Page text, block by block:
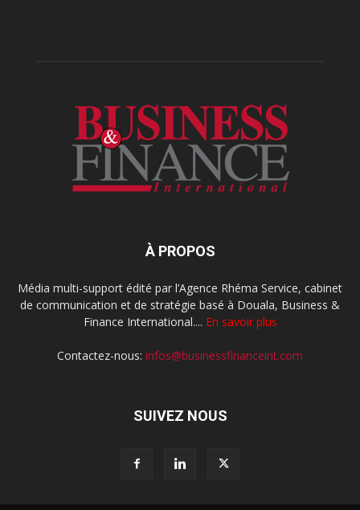
À PROPOS
Média multi-support édité par l’Agence Rhéma Service, cabinet
de communication et de stratégie basé à Douala, Business &
Finance International.... En savoir plus
Contactez-nous: infos@businessfinanceint.com
SUIVEZ NOUS